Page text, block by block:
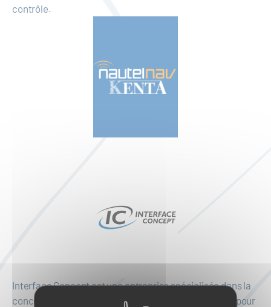
contrôle.
Interface Concept est une entreprise spécialisée dans la
conception et la fabrication de solution embarquées pour